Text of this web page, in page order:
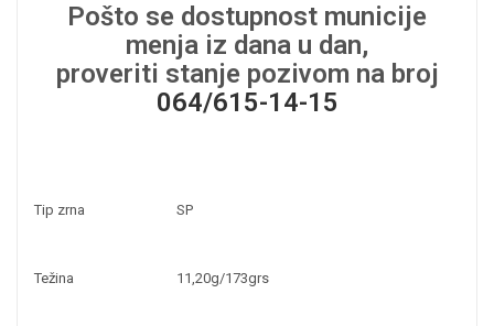
Pošto se dostupnost municije
menja iz dana u dan,
proveriti stanje pozivom na broj
064/615-14-15
Tip zrna SP
Težina 11,20g/173grs